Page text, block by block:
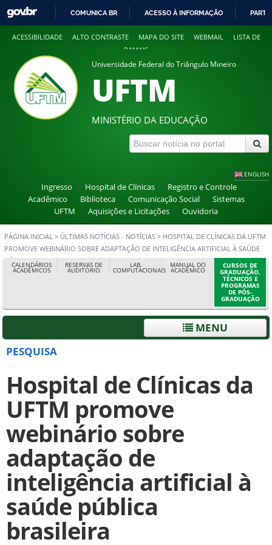
COMUNICA BR ACESSO À INFORMAÇÃO
ACESSIBILIDADE ALTO CONTRASTE MAPA DO SITE WEBMAIL
LISTA DE
RAMAIS
Universidade Federal do Triângulo Mineiro
UFTM
MINISTÉRIO DA EDUCAÇÃO
ENGLISH
Ingresso Hospital de Clínicas
Registro e Controle
Acadêmico
Biblioteca Comunicação Social
Sistemas
UFTM
Aquisições e Licitações Ouvidoria
PÁGINA INICIAL > ÚLTIMAS NOTÍCIAS - NOTÍCIAS > HOSPITAL DE CLÍNICAS DA UFTM
PROMOVE WEBINÁRIO SOBRE ADAPTAÇÃO DE INTELIGÊNCIA ARTIFICIAL À SAÚDE
PÚBLICA BRASILEIRA
CALENDÁRIOS
ACADÊMICOS
RESERVAS DE
AUDITÓRIO
LAB.
COMPUTACIONAIS
MANUAL DO
ACADÊMICO
CURSOS DE
GRADUAÇÃO,
TÉCNICOS E
PROGRAMAS
DE PÓS-
GRADUAÇÃO
MENU
PESQUISA
Hospital de Clínicas da
UFTM promove
webinário sobre
adaptação de
inteligência artificial à
saúde pública
brasileira